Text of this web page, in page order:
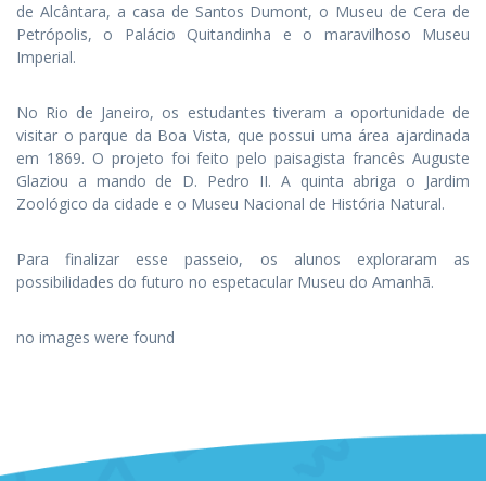
de Alcântara, a casa de Santos Dumont, o Museu de Cera de
Petrópolis, o Palácio Quitandinha e o maravilhoso Museu
Imperial.
No Rio de Janeiro, os estudantes tiveram a oportunidade de
visitar o parque da Boa Vista, que possui uma área ajardinada
em 1869. O projeto foi feito pelo paisagista francês Auguste
Glaziou a mando de D. Pedro II. A quinta abriga o Jardim
Zoológico da cidade e o Museu Nacional de História Natural.
Para finalizar esse passeio, os alunos exploraram as
possibilidades do futuro no espetacular Museu do Amanhã.
no images were found